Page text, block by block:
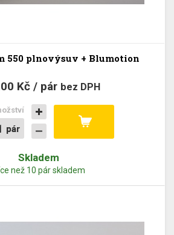
550 plnovýsuv + Blumotion
Kč / pár bez DPH
pár
pár
Skladem
než 10 pár skladem